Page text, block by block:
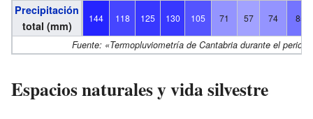
Precipitación
total (mm)
144 118 125 130 105 71 57 74 85
Fuente: «Termopluviometría de Cantabria durante el
Espacios naturales y vida silvestre